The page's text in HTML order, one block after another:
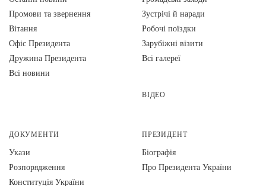
Промови та звернення
Вiтання
Офіс Президента
Дружина Президента
Всі новини
Зустрічі й наради
Робочі поїздки
Зарубіжні візити
Всі галереї
ВІДЕО
ДОКУМЕНТИ
Укази
Розпорядження
Конституція України
ПРЕЗИДЕНТ
Біографія
Про Президента України